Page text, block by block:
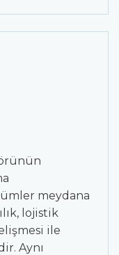
meydana
lojistik
ile
Aynı